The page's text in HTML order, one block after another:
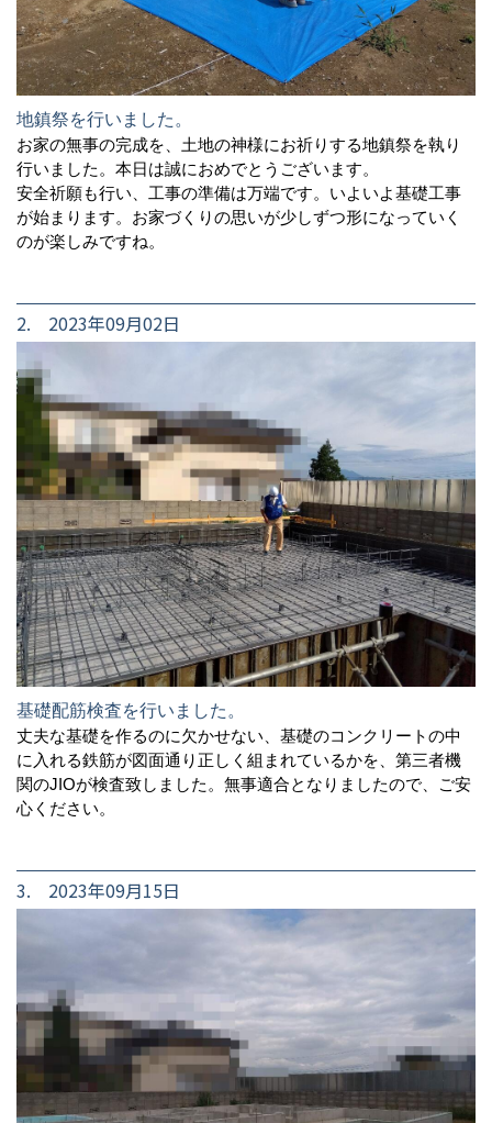
地鎮祭を行いました。
お家の無事の完成を、土地の神様にお祈りする地鎮祭を執り
行いました。本日は誠におめでとうございます。
安全祈願も行い、工事の準備は万端です。いよいよ基礎工事
が始まります。お家づくりの思いが少しずつ形になっていく
のが楽しみですね。
2. 2023年09月02日
基礎配筋検査を行いました。
丈夫な基礎を作るのに欠かせない、基礎のコンクリートの中
に入れる鉄筋が図面通り正しく組まれているかを、第三者機
関のJIOが検査致しました。無事適合となりましたので、ご安
心ください。
3. 2023年09月15日